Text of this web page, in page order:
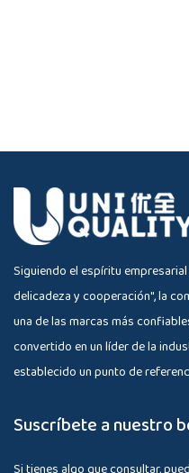
Siguiendo el espíritu
delicadeza y cooperación", la
una de las marcas más
convertido en un líder de la
establecido un punto de
Suscríbete a nuestro